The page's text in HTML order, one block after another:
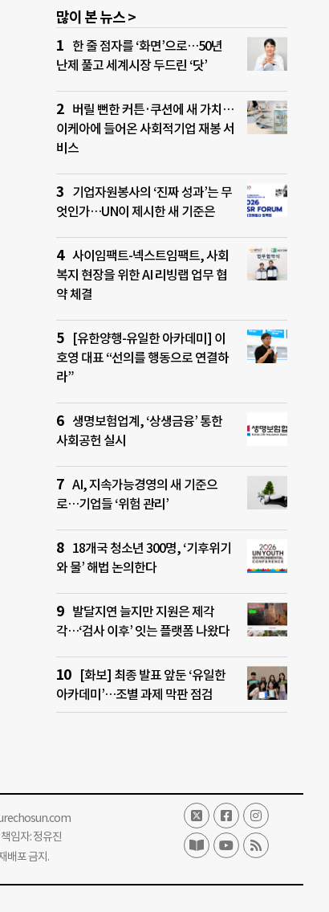
많이 본 뉴스 >
한 줄 점자를 ‘화면’으로…50년
난제 풀고 세계시장 두드린 ‘닷’
버릴 뻔한 커튼·쿠션에 새 가치…
이케아에 들어온 사회적기업 재봉 서
비스
기업자원봉사의 ‘진짜 성과’는 무
엇인가…UN이 제시한 새 기준은
사이임팩트-넥스트임팩트, 사회
복지 현장을 위한 AI 리빙랩 업무 협
약 체결
[유한양행-유일한 아카데미] 이
호영 대표 “선의를 행동으로 연결하
라”
생명보험업계, ‘상생금융’ 통한
사회공헌 실시
AI, 지속가능경영의 새 기준으
로…기업들 ‘위험 관리’
18개국 청소년 300명, ‘기후위기
와 물’ 해법 논의한다
발달지연 늘지만 지원은 제각
각…‘검사 이후’ 잇는 플랫폼 나왔다
[화보] 최종 발표 앞둔 ‘유일한
아카데미’…조별 과제 막판 점검
임자: 정유진
포 금지.